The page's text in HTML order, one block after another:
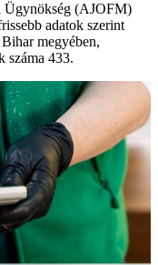
Ügynökség (AJOFM)
adatok szerint
megyében,
száma 433.